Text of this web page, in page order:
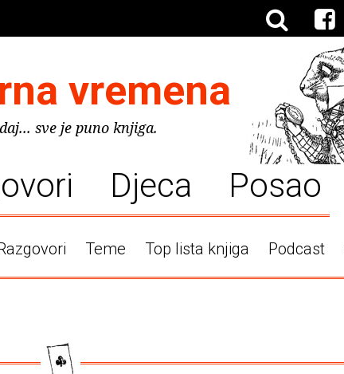
vremena
sve je puno knjiga.
Djeca Posao
Teme Top lista knjiga Podcast